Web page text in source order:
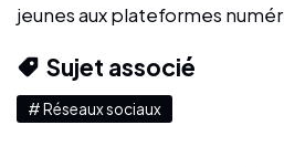
jeunes aux plateformes
Sujet associé
# Réseaux sociaux